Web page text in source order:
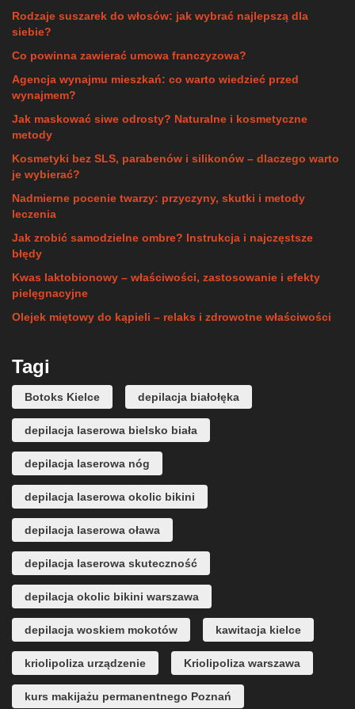
Rodzaje suszarek do włosów: jak wybrać najlepszą dla
siebie?
Co powinna zawierać umowa franczyzowa?
Agencja wynajmu mieszkań: co warto wiedzieć przed
wynajmem?
Jak maskować siwe odrosty? Naturalne i kosmetyczne
metody
Kosmetyki bez SLS, parabenów i silikonów – dlaczego warto
je wybierać?
Nadmierne pocenie twarzy: przyczyny, skutki i metody
leczenia
Jak zrobić samodzielne ombre? Instrukcja i najczęstsze
błędy
Kwas laktobionowy – właściwości, zastosowanie i efekty
pielęgnacyjne
Olejek miętowy do kąpieli – relaks i zdrowotne właściwości
Tagi
Botoks Kielce depilacja białołęka
depilacja laserowa bielsko biała
depilacja laserowa nóg
depilacja laserowa okolic bikini
depilacja laserowa oława
depilacja laserowa skuteczność
depilacja okolic bikini warszawa
depilacja woskiem mokotów kawitacja kielce
kriolipoliza urządzenie Kriolipoliza warszawa
kurs makijażu permanentnego Poznań